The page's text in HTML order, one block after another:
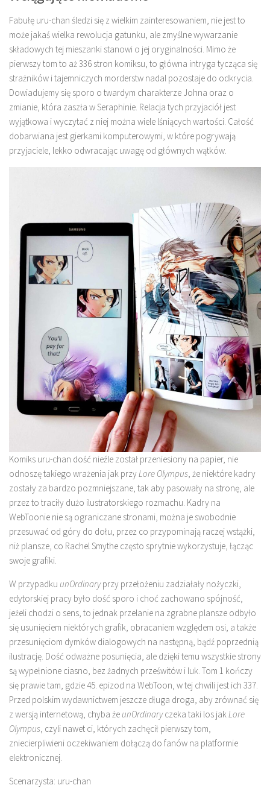
Fabułę uru-chan śledzi się z wielkim zainteresowaniem, nie jest to
może jakaś wielka rewolucja gatunku, ale zmyślne wywarzanie
składowych tej mieszanki stanowi o jej oryginalności. Mimo że
pierwszy tom to aż 336 stron komiksu, to główna intryga tycząca się
strażników i tajemniczych morderstw nadal pozostaje do odkrycia.
Dowiadujemy się sporo o twardym charakterze Johna oraz o
zmianie, która zaszła w Seraphinie. Relacja tych przyjaciół jest
wyjątkowa i wyczytać z niej można wiele lśniących wartości. Całość
dobarwiana jest gierkami komputerowymi, w które pogrywają
przyjaciele, lekko odwracając uwagę od głównych wątków.
Komiks uru-chan dość nieźle został przeniesiony na papier, nie
odnoszę takiego wrażenia jak przyLore Olympus, że niektóre kadry
zostały za bardzo pozmniejszane, tak aby pasowały na stronę, ale
przez to traciły dużo ilustratorskiego rozmachu. Kadry na
WebToonie nie są ograniczane stronami, można je swobodnie
przesuwać od góry do dołu, przez co przypominają raczej wstążki,
niż plansze, co Rachel Smythe często sprytnie wykorzystuje, łącząc
swoje grafiki.
W przypadku unOrdinaryprzy przełożeniu zadziałały nożyczki,
edytorskiej pracy było dość sporo i choć zachowano spójność,
jeżeli chodzi o sens, to jednak przelanie na zgrabne plansze odbyło
się usunięciem niektórych grafik, obracaniem względem osi, a także
przesunięciom dymków dialogowych na następną, bądź poprzednią
ilustrację. Dość odważne posunięcia, ale dzięki temu wszystkie strony
są wypełnione ciasno, bez żadnych prześwitów i luk. Tom 1 kończy
się prawie tam, gdzie 45. epizod na WebToon, w tej chwili jest ich 337.
Przed polskim wydawnictwem jeszcze długa droga, aby zrównać się
z wersją internetową, chyba że unOrdinaryczeka taki los jakLore
Olympus, czyli nawet ci, których zachęcił pierwszy tom,
zniecierpliwieni oczekiwaniem dołączą do fanów na platformie
elektronicznej.
Scenarzysta: uru-chan